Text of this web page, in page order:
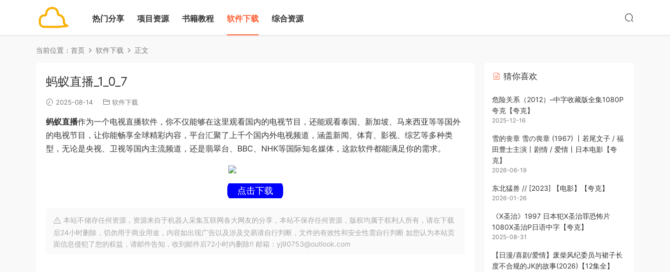
热门分享 项目资源 书籍教程 软件下载 综合资源
当前位置： 首页 软件下载 正文
蚂蚁直播_1_0_7
2025-08-14 软件下载
蚂蚁直播作为一个电视直播软件，你不仅能够在这里观看国内的电视节目，还能观看泰国、新加坡、马来西亚等等国外
的电视节目，让你能畅享全球精彩内容，平台汇聚了上千个国内外电视频道，涵盖新闻、体育、影视、综艺等多种类
型，无论是央视、卫视等国内主流频道，还是翡翠台、BBC、NHK等国际知名媒体，这款软件都能满足你的需求。
点击下载
本站不储存任何资源，资源来自于机器人采集互联网各大网友的分享，本站不保存任何资源，版权均属于权利人所有，请在下载
后24小时删除，切勿用于商业用途，内容如出现广告以及涉及交易请自行判断，文件的有效性和安全性需自行判断 如您认为本站页
面信息侵犯了您的权益，请邮件告知，收到邮件后72小时内删除!! 邮箱：yj90753@outlook.com
猜你喜欢
危险关系（2012）–中字收藏版全集1080P
夸克【夸克】
2025-12-16
雪的丧章 雪の喪章 (1967) 丨若尾文子 / 福
田豊士主演丨剧情 / 爱情丨日本电影【夸
克】
2026-06-19
东北猛兽 // [2023] 【电影】【夸克】
2026-01-26
《X圣治》1997 日本犯X圣治罪恐怖片
1080X圣治P日语中字【夸克】
2025-08-31
【日漫/喜剧/爱情】废柴风纪委员与裙子长
度不合规的JK的故事(2026)【12集全】